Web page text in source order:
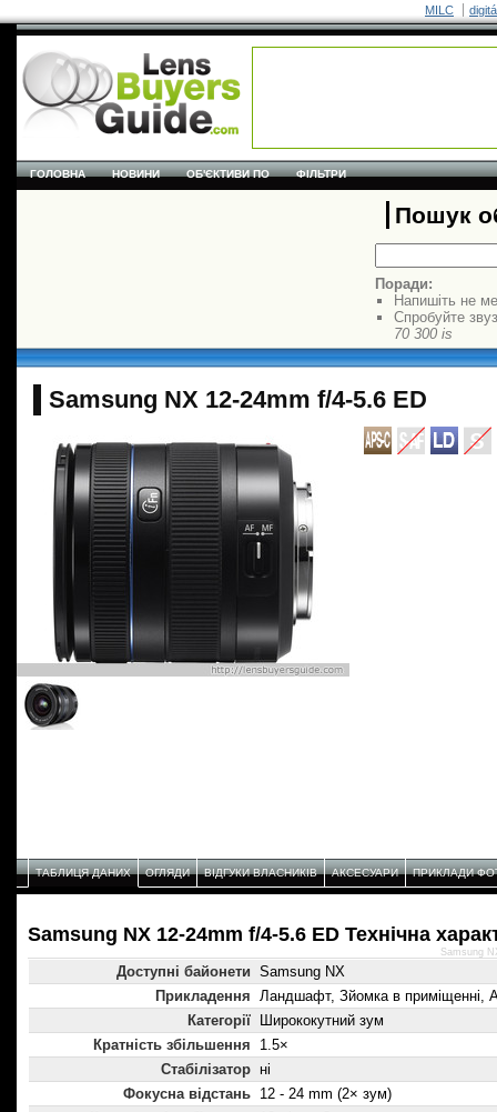
MILC
ГОЛОВНА НОВИНИ ОБ'ЄКТИВИ ПО ФІЛЬТРИ
Пошук
Поради:
Напишіть не
Спробуйте
70 300 is
Samsung NX 12-24mm f/4-5.6 ED
ТАБЛИЦЯ ДАНИХ ОГЛЯДИ ВІДГУКИ ВЛАСНИКІВ АКСЕСУАРИ ПРИКЛАДИ
Samsung NX 12-24mm f/4-5.6 ED Технічнa
Доступні байонети Samsung NX
Прикладення Ландшафт, Зйомка в приміщенні,
Категорії
Ширококутний зум
Кратність збільшення
1.5×
Стабілізатор ні
Фокусна відстань 12 - 24 mm (2× зум)
Samsung